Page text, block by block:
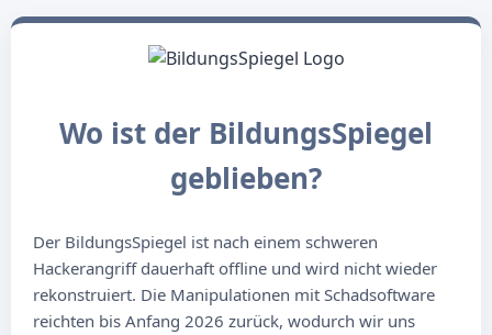
Wo ist der BildungsSpiegel
geblieben?
Der BildungsSpiegel ist nach einem schweren
Hackerangriff dauerhaft offline und wird nicht wieder
rekonstruiert. Die Manipulationen mit Schadsoftware
reichten bis Anfang 2026 zurück, wodurch wir uns